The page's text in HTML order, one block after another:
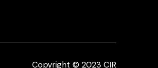
Copyright © 2023 CIR